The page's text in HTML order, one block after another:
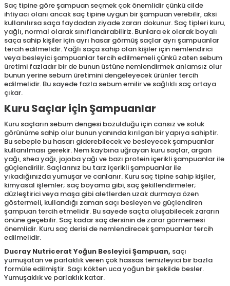
Saç tipine göre şampuan seçmek çok önemlidir çünkü cilde
ihtiyacı olanı ancak saç tipine uygun bir şampuan verebilir, aksi
kullanılırsa saça faydadan ziyade zararı dokunur. Saç tipleri kuru,
yağlı, normal olarak sınıflandırabiliriz. Bunlara ek olarak boyalı
saça sahip kişiler için ayrı hasar görmüş saçlar ayrı şampuanlar
tercih edilmelidir. Yağlı saça sahip olan kişiler için nemlendirici
veya besleyici şampuanlar tercih edilmemeli çünkü zaten sebum
üretimi fazladır bir de bunun üstüne nemlendirmek anlamsız olur
bunun yerine sebum üretimini dengeleyecek ürünler tercih
edilmelidir. Bu sayede fazla sebum emilir ve sağlıklı saç ortaya
çıkar.
Kuru Saçlar için Şampuanlar
Kuru saçların sebum dengesi bozulduğu için cansız ve soluk
görünüme sahip olur bunun yanında kırılgan bir yapıya sahiptir.
Bu sebeple bu hasarı giderebilecek ve besleyecek şampuanlar
kullanılması gerekir. Nem kaybına uğrayan kuru saçlar, argan
yağı, shea yağı, jojoba yağı ve bazı protein içerikli şampuanlar ile
güçlendirilir. Saçlarınız bu tarz içerikli şampuanlar ile
yıkadığınızda yumuşar ve canlanır. Kuru saç tipine sahip kişiler,
kimyasal işlemler; saç boyama gibi, saç şekillendirmeler;
düzleştirici veya maşa gibi aletlerden uzak durmaya özen
göstermeli, kullandığı zaman saçı besleyen ve güçlendiren
şampuan tercih etmelidir. Bu sayede saçta oluşabilecek zararın
önüne geçebilir. Saç kadar saç dersinin de zarar görmemesi
önemlidir. Kuru saç derisi de nemlendirecek şampuanlar tercih
edilmelidir.
Ducray Nutricerat Yoğun Besleyici Şampuan, saçı
yumuşatan ve parlaklık veren çok hassas temizleyici bir bazla
formüle edilmiştir. Saçı kökten uca yoğun bir şekilde besler.
Yumuşaklık ve parlaklık katar.